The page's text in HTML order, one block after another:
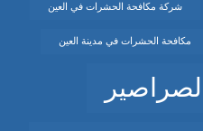
شركة مكافحة الحشرات في العين
مكافحة الحشرات في مدينة العين